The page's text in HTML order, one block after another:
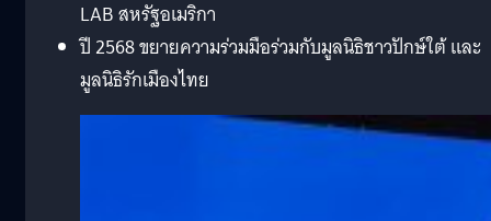
LAB สหรัฐอเมริกา
ปี 2568 ขยายความร่วมมือร่วมกับมูลนิธิชาวปักษ์ใต้ และ
มูลนิธิรักเมืองไทย